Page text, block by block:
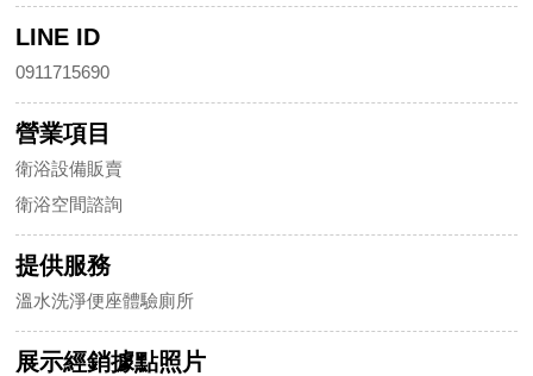
LINE ID
0911715690
營業項目
衛浴設備販賣
衛浴空間諮詢
提供服務
溫水洗淨便座體驗廁所
展示經銷據點照片